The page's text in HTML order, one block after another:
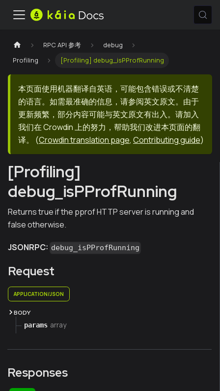
RPC API 参考
debug
Profiling
[Profiling] debug_isPProfRunning
本页面使用机器翻译自英语，可能包含错误或不清楚
的语言。如需最准确的信息，请参阅英文原文。由于
更新频繁，部分内容可能与英文原文有出入。请加入
我们在 Crowdin 上的努力，帮助我们改进本页面的翻
译。
(Crowdin translation page, Contributing guide)
[Profiling]
debug_isPProfRunning
Returns true if the pprof HTTP server is running and
false otherwise.
JSONRPC: debug_isPProfRunning
Request
APPLICATION/JSON
BODY
params array
Responses